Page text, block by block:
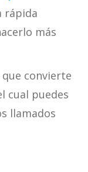
rápida
más
convierte
cual puedes
llamados